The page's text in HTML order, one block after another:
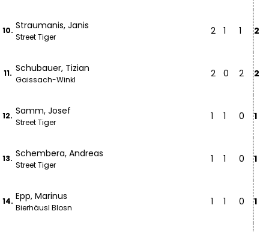
10. Straumanis, Janis
Street Tiger
2 1 1 2
11. Schubauer, Tizian
Gaissach-Winkl
2 0 2 2
12. Samm, Josef
Street Tiger
1 1 0 1
13. Schembera, Andreas
Street Tiger
1 1 0 1
14. Epp, Marinus
Bierhäusl Blosn
1 1 0 1